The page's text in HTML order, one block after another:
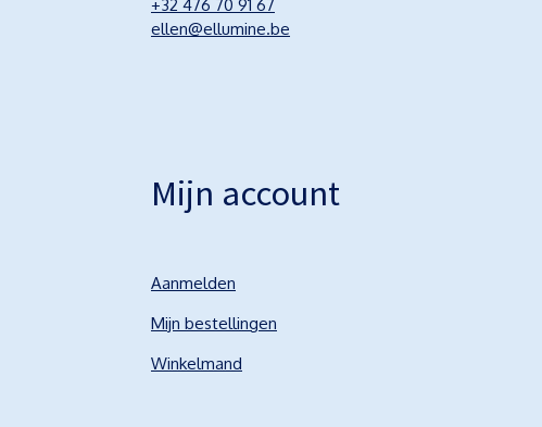
+32 476 70 91 67
ellen@ellumine.be
Mijn account
Aanmelden
Mijn bestellingen
Winkelmand